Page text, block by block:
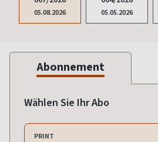
05.08.2026 05.05.2026
Abonnement
Wählen Sie Ihr Abo
PRINT